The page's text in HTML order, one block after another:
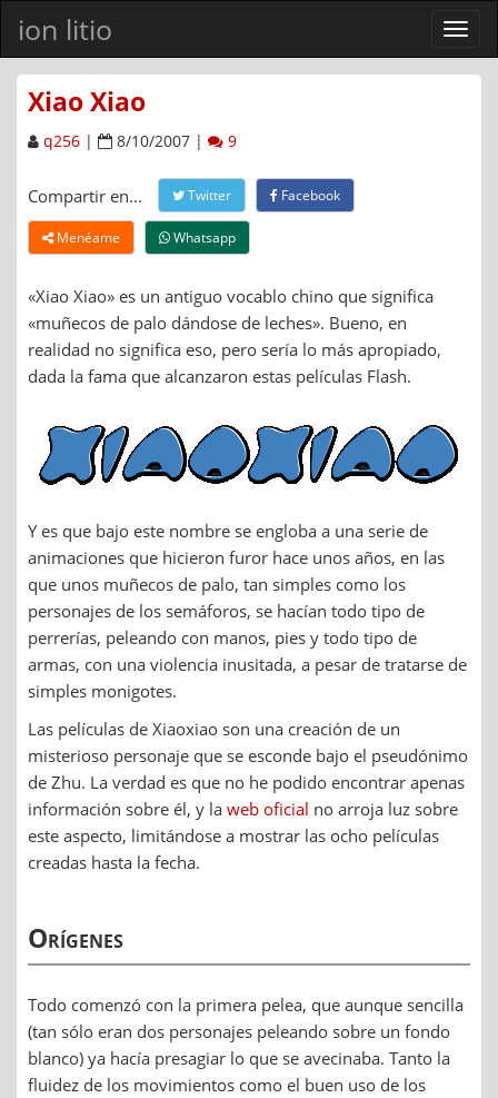
ion litio
Ver
menú
Xiao Xiao
q256 | 8/10/2007 | 9
Compartir en... Twitter Facebook
Menéame Whatsapp
«Xiao Xiao» es un antiguo vocablo chino que significa
«muñecos de palo dándose de leches». Bueno, en
realidad no significa eso, pero sería lo más apropiado,
dada la fama que alcanzaron estas películas Flash.
Y es que bajo este nombre se engloba a una serie de
animaciones que hicieron furor hace unos años, en las
que unos muñecos de palo, tan simples como los
personajes de los semáforos, se hacían todo tipo de
perrerías, peleando con manos, pies y todo tipo de
armas, con una violencia inusitada, a pesar de tratarse de
simples monigotes.
Las películas de Xiaoxiao son una creación de un
misterioso personaje que se esconde bajo el pseudónimo
de Zhu. La verdad es que no he podido encontrar apenas
información sobre él, y la web oficial no arroja luz sobre
este aspecto, limitándose a mostrar las ocho películas
creadas hasta la fecha.
Orígenes
Todo comenzó con la primera pelea, que aunque sencilla
(tan sólo eran dos personajes peleando sobre un fondo
blanco) ya hacía presagiar lo que se avecinaba. Tanto la
fluidez de los movimientos como el buen uso de los